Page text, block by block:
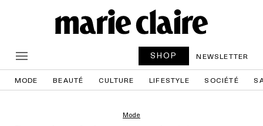
SHOP NEWSLETTER
MODE BEAUTÉ CULTURE LIFESTYLE SOCIÉTÉ
Mode